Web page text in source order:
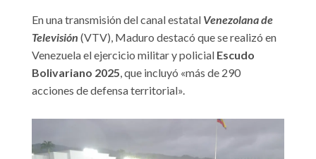
En una transmisión del canal estatal Venezolana de
Televisión (VTV), Maduro destacó que se realizó en
Venezuela el ejercicio militar y policial Escudo
Bolivariano 2025, que incluyó «más de 290
acciones de defensa territorial».